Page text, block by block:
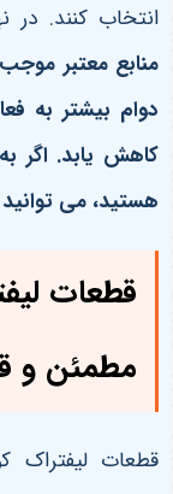
انتخاب کنند. در
منابع معتبر
دوام بیشتر به
کاهش یابد. اگر
هستید، می
قطعات
مطمئن و
قطعات لیفتراک